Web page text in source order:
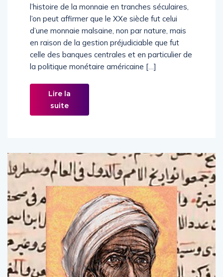
l’histoire de la monnaie en tranches séculaires,
l’on peut affirmer que le XXe siècle fut celui
d’une monnaie malsaine, non par nature, mais
en raison de la gestion préjudiciable que fut
celle des banques centrales et en particulier de
la politique monétaire américaine […]
Lire la
suite